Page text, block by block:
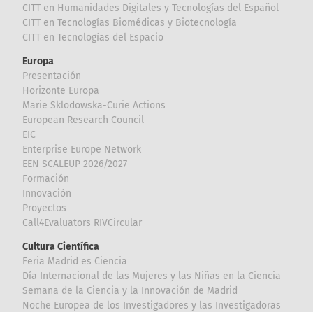
CITT en Humanidades Digitales y Tecnologías del Español
CITT en Tecnologías Biomédicas y Biotecnología
CITT en Tecnologías del Espacio
Europa
Presentación
Horizonte Europa
Marie Sklodowska-Curie Actions
European Research Council
EIC
Enterprise Europe Network
EEN SCALEUP 2026/2027
Formación
Innovación
Proyectos
Call4Evaluators RIVCircular
Cultura Científica
Feria Madrid es Ciencia
Día Internacional de las Mujeres y las Niñas en la Ciencia
Semana de la Ciencia y la Innovación de Madrid
Noche Europea de los Investigadores y las Investigadoras